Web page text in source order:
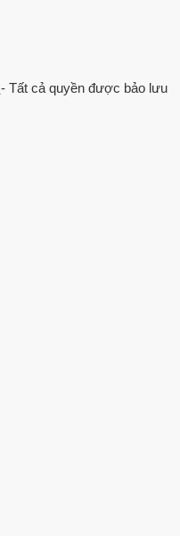
Kinh Tế - Quản Lý
Luận văn Thạc sĩ
- Tất cả quyền được bảo lưu